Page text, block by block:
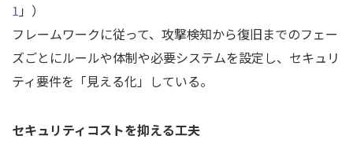
1 」）
フレームワークに従って、攻撃検知から復旧までのフェー
ズごとにルールや体制や必要システムを設定し、セキュリ
ティ要件を「見える化」している。
セキュリティコストを抑える工夫